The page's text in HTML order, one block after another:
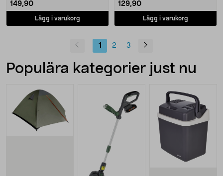
149,90
Lägg i varukorg
129,90
Lägg i varukorg
1 2 3
Populära kategorier just nu